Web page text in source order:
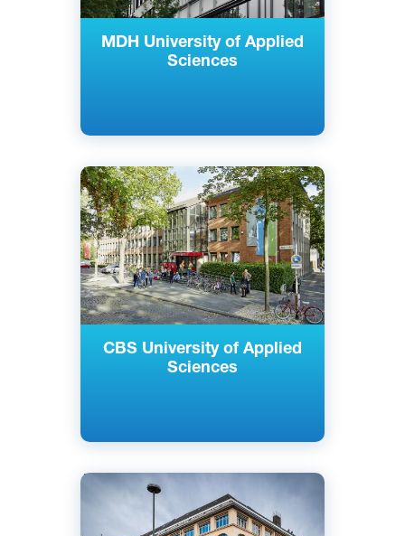
MDH University of Applied
Sciences
CBS University of Applied
Sciences
Английский
Немецкий
Кельн, Майнц, Берлин, Райне,
Гамбург, Росток, Нойс, Золинген,
Германия
Частный
Английский
Берлин, Гамбург, Германия